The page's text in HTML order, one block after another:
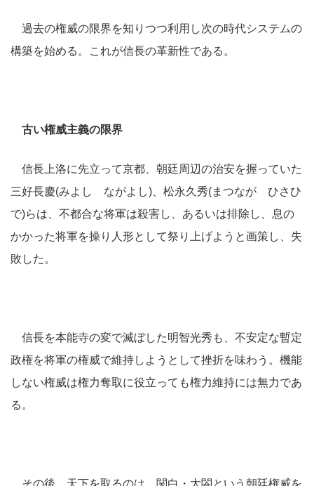
過去の権威の限界を知りつつ利用し次の時代システムの
構築を始める。これが信長の革新性である。
古い権威主義の限界
信長上洛に先立って京都、朝廷周辺の治安を握っていた
三好長慶(みよし ながよし)、松永久秀(まつなが ひさひ
で)らは、不都合な将軍は殺害し、あるいは排除し、息の
かかった将軍を操り人形として祭り上げようと画策し、失
敗した。
信長を本能寺の変で滅ぼした明智光秀も、不安定な暫定
政権を将軍の権威で維持しようとして挫折を味わう。機能
しない権威は権力奪取に役立っても権力維持には無力であ
る。
その後、天下を取るのは、関白・太閤という朝廷権威を